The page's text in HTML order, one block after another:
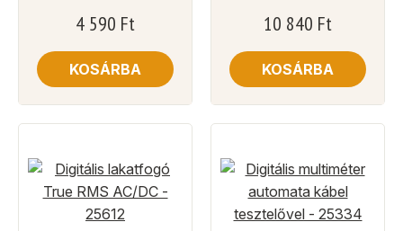
4 590 Ft
KOSÁRBA
10 840 Ft
KOSÁRBA